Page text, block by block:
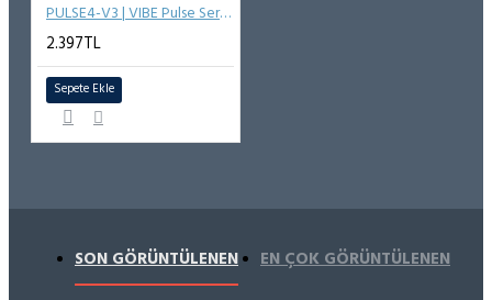
PULSE4-V3 | VIBE Pulse Serisi 10 cm Koaksiyel
2.397TL
Sepete Ekle
SON GÖRÜNTÜLENEN EN ÇOK GÖRÜNTÜLENEN